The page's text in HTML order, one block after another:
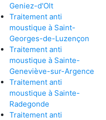
Geniez-d'Olt
Traitement anti
moustique à Saint-
Georges-de-Luzençon
Traitement anti
moustique à Sainte-
Geneviève-sur-Argence
Traitement anti
moustique à Sainte-
Radegonde
Traitement anti